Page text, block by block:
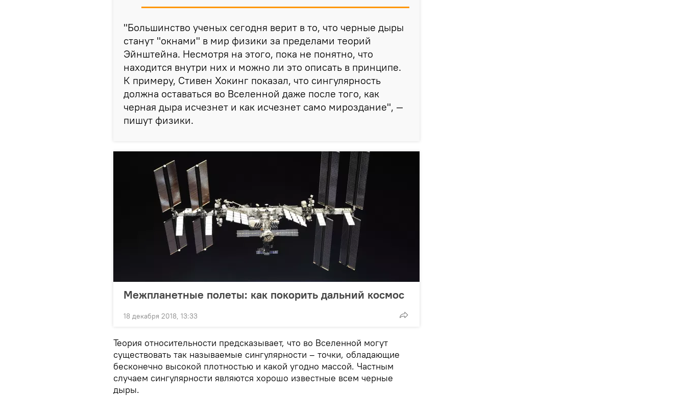
"Большинство ученых сегодня верит в то, что черные дыры
станут "окнами" в мир физики за пределами теорий
Эйнштейна. Несмотря на этого, пока не понятно, что
находится внутри них и можно ли это описать в принципе.
К примеру, Стивен Хокинг показал, что сингулярность
должна оставаться во Вселенной даже после того, как
черная дыра исчезнет и как исчезнет само мироздание", —
пишут физики.
Межпланетные полеты: как покорить дальний космос
18 декабря 2018, 13:33
Теория относительности предсказывает, что во Вселенной могут
существовать так называемые сингулярности – точки, обладающие
бесконечно высокой плотностью и какой угодно массой. Частным
случаем сингулярности являются хорошо известные всем черные
дыры.